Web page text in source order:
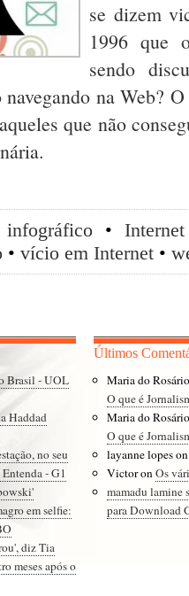
se dizem
1996 que
sendo
na Web?
que não
infográfico • Internet
• vício em Internet •
Brasil - UOL
Haddad
no seu
- G1
em selfie:
diz Tia
meses após o
Últimos
Maria do
O que é
Maria do
O que é
layanne lopes
VictoronOs
mamadu lamine
para Download